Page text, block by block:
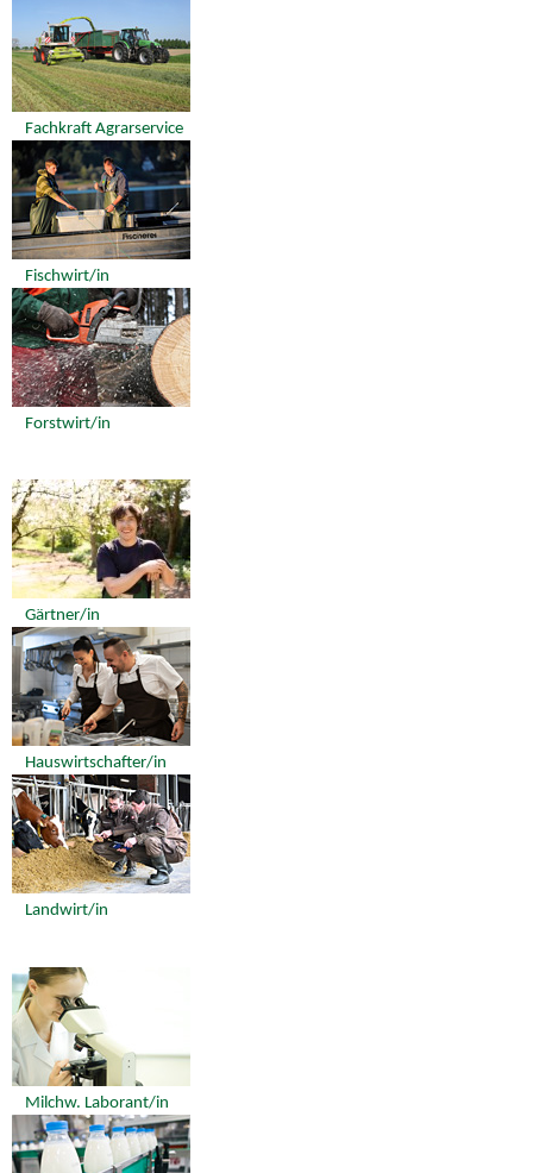
Fachkraft Agrarservice
Fischwirt/in
Forstwirt/in
Gärtner/in
Hauswirtschafter/in
Landwirt/in
Milchw. Laborant/in